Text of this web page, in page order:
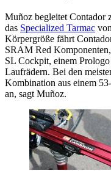
Muñoz begleitet Contador
das Specialized Tarmac
Körpergröße fährt
SRAM Red
SL Cockpit, einem
Laufrädern. Bei den
Kombination aus einem
an, sagt Muñoz.